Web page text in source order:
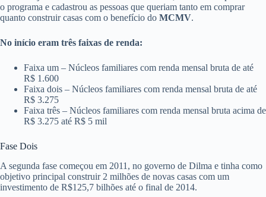
o programa e cadastrou as pessoas que queriam tanto em comprar
quanto construir casas com o benefício do MCMV.
No início eram três faixas de renda:
Faixa um – Núcleos familiares com renda mensal bruta de até
R$ 1.600
Faixa dois – Núcleos familiares com renda mensal bruta de até
R$ 3.275
Faixa três – Núcleos familiares com renda mensal bruta acima de
R$ 3.275 até R$ 5 mil
Fase Dois
A segunda fase começou em 2011, no governo de Dilma e tinha como
objetivo principal construir 2 milhões de novas casas com um
investimento de R$125,7 bilhões até o final de 2014.